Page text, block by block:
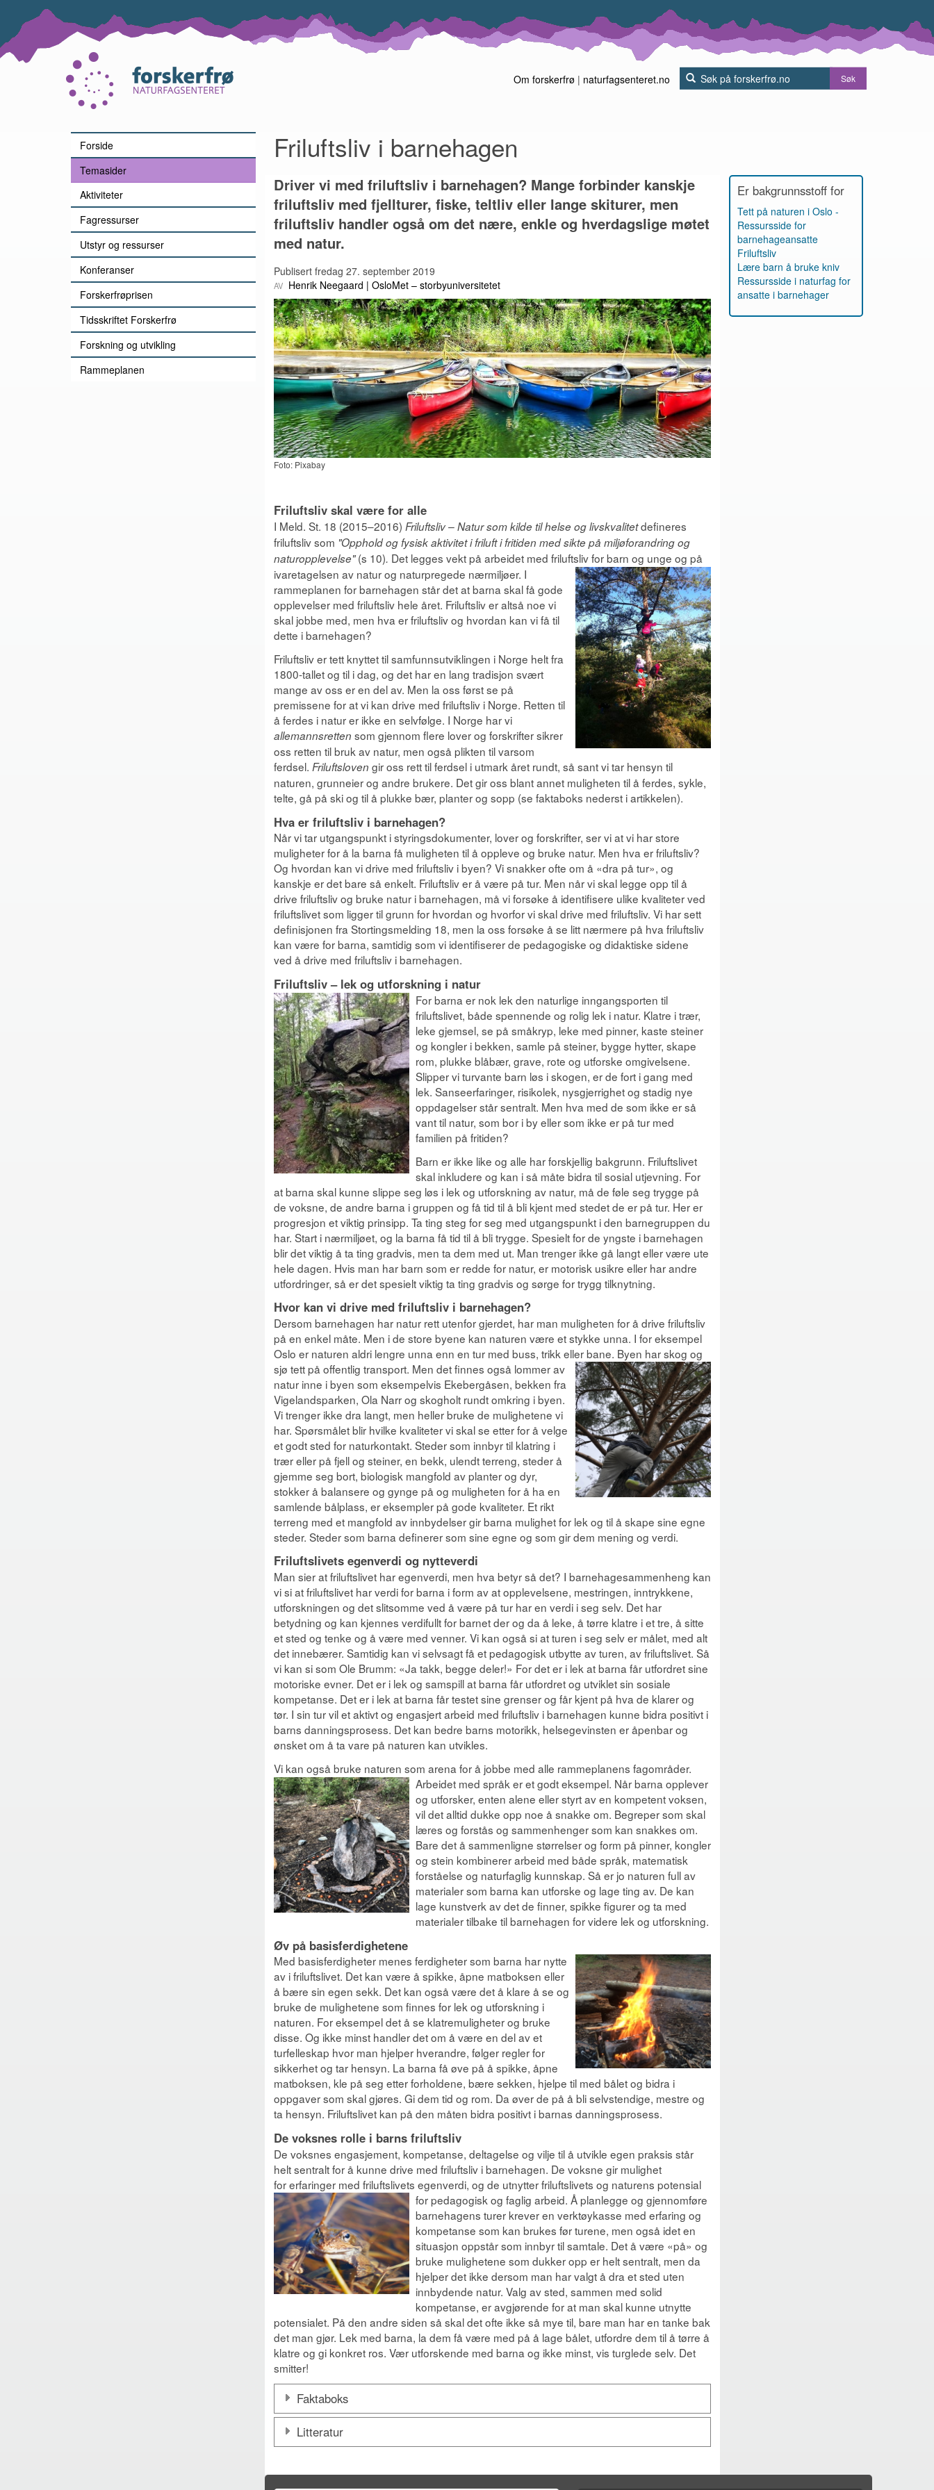
forsiden
Søk
Om forskerfrø | naturfagsenteret.no
Forside
Temasider
Aktiviteter
Fagressurser
Utstyr og ressurser
Konferanser
Forskerfrøprisen
Tidsskriftet Forskerfrø
Forskning og utvikling
Rammeplanen
Friluftsliv i barnehagen
Driver vi med friluftsliv i barnehagen? Mange forbinder kanskje
friluftsliv med fjellturer, fiske, teltliv eller lange skiturer, men
friluftsliv handler også om det nære, enkle og hverdagslige møtet
med natur.
Publisert fredag 27. september 2019
Henrik Neegaard
OsloMet – storbyuniversitetet
Foto: Pixabay
Friluftsliv skal være for alle
I Meld. St. 18 (2015–2016) Friluftsliv – Natur som kilde til helse og livskvalitetdefineres
friluftsliv som "Opphold og fysisk aktivitet i friluft i fritiden med sikte på miljøforandring og
naturopplevelse"(s 10). Det legges vekt på arbeidet med friluftsliv for barn og unge og på
ivaretagelsen av natur og naturpregede nærmiljøer. I
rammeplanen for barnehagen står det at barna skal få gode
opplevelser med friluftsliv hele året. Friluftsliv er altså noe vi
skal jobbe med, men hva er friluftsliv og hvordan kan vi få til
dette i barnehagen?
Friluftsliv er tett knyttet til samfunnsutviklingen i Norge helt fra
1800-tallet og til i dag, og det har en lang tradisjon svært
mange av oss er en del av. Men la oss først se på
premissene for at vi kan drive med friluftsliv i Norge. Retten til
å ferdes i natur er ikke en selvfølge. I Norge har vi
allemannsretten som gjennom flere lover og forskrifter sikrer
oss retten til bruk av natur, men også plikten til varsom
ferdsel. Friluftsloven gir oss rett til ferdsel i utmark året rundt, så sant vi tar hensyn til
naturen, grunneier og andre brukere. Det gir oss blant annet muligheten til å ferdes, sykle,
telte, gå på ski og til å plukke bær, planter og sopp (se faktaboks nederst i artikkelen).
Hva er friluftsliv i barnehagen?
Når vi tar utgangspunkt i styringsdokumenter, lover og forskrifter, ser vi at vi har store
muligheter for å la barna få muligheten til å oppleve og bruke natur. Men hva er friluftsliv?
Og hvordan kan vi drive med friluftsliv i byen? Vi snakker ofte om å «dra på tur», og
kanskje er det bare så enkelt. Friluftsliv er å være på tur. Men når vi skal legge opp til å
drive friluftsliv og bruke natur i barnehagen, må vi forsøke å identifisere ulike kvaliteter ved
friluftslivet som ligger til grunn for hvordan og hvorfor vi skal drive med friluftsliv. Vi har sett
definisjonen fra Stortingsmelding 18, men la oss forsøke å se litt nærmere på hva friluftsliv
kan være for barna, samtidig som vi identifiserer de pedagogiske og didaktiske sidene
ved å drive med friluftsliv i barnehagen.
Friluftsliv – lek og utforskning i natur
For barna er nok lek den naturlige inngangsporten til
friluftslivet, både spennende og rolig lek i natur. Klatre i trær,
leke gjemsel, se på småkryp, leke med pinner, kaste steiner
og kongler i bekken, samle på steiner, bygge hytter, skape
rom, plukke blåbær, grave, rote og utforske omgivelsene.
Slipper vi turvante barn løs i skogen, er de fort i gang med
lek. Sanseerfaringer, risikolek, nysgjerrighet og stadig nye
oppdagelser står sentralt. Men hva med de som ikke er så
vant til natur, som bor i by eller som ikke er på tur med
familien på fritiden?
Barn er ikke like og alle har forskjellig bakgrunn. Friluftslivet
skal inkludere og kan i så måte bidra til sosial utjevning. For
at barna skal kunne slippe seg løs i lek og utforskning av natur, må de føle seg trygge på
de voksne, de andre barna i gruppen og få tid til å bli kjent med stedet de er på tur. Her er
progresjon et viktig prinsipp. Ta ting steg for seg med utgangspunkt i den barnegruppen du
har. Start i nærmiljøet, og la barna få tid til å bli trygge. Spesielt for de yngste i barnehagen
blir det viktig å ta ting gradvis, men ta dem med ut. Man trenger ikke gå langt eller være ute
hele dagen. Hvis man har barn som er redde for natur, er motorisk usikre eller har andre
utfordringer, så er det spesielt viktig ta ting gradvis og sørge for trygg tilknytning.
Hvor kan vi drive med friluftsliv i barnehagen?
Dersom barnehagen har natur rett utenfor gjerdet, har man muligheten for å drive friluftsliv
på en enkel måte. Men i de store byene kan naturen være et stykke unna. I for eksempel
Oslo er naturen aldri lengre unna enn en tur med buss, trikk eller bane. Byen har skog og
sjø tett på offentlig transport. Men det finnes også lommer av
natur inne i byen som eksempelvis Ekebergåsen, bekken fra
Vigelandsparken, Ola Narr og skogholt rundt omkring i byen.
Vi trenger ikke dra langt, men heller bruke de mulighetene vi
har. Spørsmålet blir hvilke kvaliteter vi skal se etter for å velge
et godt sted for naturkontakt. Steder som innbyr til klatring i
trær eller på fjell og steiner, en bekk, ulendt terreng, steder å
gjemme seg bort, biologisk mangfold av planter og dyr,
stokker å balansere og gynge på og muligheten for å ha en
samlende bålplass, er eksempler på gode kvaliteter. Et rikt
terreng med et mangfold av innbydelser gir barna mulighet for lek og til å skape sine egne
steder. Steder som barna definerer som sine egne og som gir dem mening og verdi.
Friluftslivets egenverdi og nytteverdi
Man sier at friluftslivet har egenverdi, men hva betyr så det? I barnehagesammenheng kan
vi si at friluftslivet har verdi for barna i form av at opplevelsene, mestringen, inntrykkene,
utforskningen og det slitsomme ved å være på tur har en verdi i seg selv. Det har
betydning og kan kjennes verdifullt for barnet der og da å leke, å tørre klatre i et tre, å sitte
et sted og tenke og å være med venner. Vi kan også si at turen i seg selv er målet, med alt
det innebærer. Samtidig kan vi selvsagt få et pedagogisk utbytte av turen, av friluftslivet. Så
vi kan si som Ole Brumm: «Ja takk, begge deler!» For det er i lek at barna får utfordret sine
motoriske evner. Det er i lek og samspill at barna får utfordret og utviklet sin sosiale
kompetanse. Det er i lek at barna får testet sine grenser og får kjent på hva de klarer og
tør. I sin tur vil et aktivt og engasjert arbeid med friluftsliv i barnehagen kunne bidra positivt i
barns danningsprosess. Det kan bedre barns motorikk, helsegevinsten er åpenbar og
ønsket om å ta vare på naturen kan utvikles.
Vi kan også bruke naturen som arena for å jobbe med alle rammeplanens fagområder.
Arbeidet med språk er et godt eksempel. Når barna opplever
og utforsker, enten alene eller styrt av en kompetent voksen,
vil det alltid dukke opp noe å snakke om. Begreper som skal
læres og forstås og sammenhenger som kan snakkes om.
Bare det å sammenligne størrelser og form på pinner, kongler
og stein kombinerer arbeid med både språk, matematisk
forståelse og naturfaglig kunnskap. Så er jo naturen full av
materialer som barna kan utforske og lage ting av. De kan
lage kunstverk av det de finner, spikke figurer og ta med
materialer tilbake til barnehagen for videre lek og utforskning.
Øv på basisferdighetene
Med basisferdigheter menes ferdigheter som barna har nytte
av i friluftslivet. Det kan være å spikke, åpne matboksen eller
å bære sin egen sekk. Det kan også være det å klare å se og
bruke de mulighetene som finnes for lek og utforskning i
naturen. For eksempel det å se klatremuligheter og bruke
disse. Og ikke minst handler det om å være en del av et
turfelleskap hvor man hjelper hverandre, følger regler for
sikkerhet og tar hensyn. La barna få øve på å spikke, åpne
matboksen, kle på seg etter forholdene, bære sekken, hjelpe til med bålet og bidra i
oppgaver som skal gjøres. Gi dem tid og rom. Da øver de på å bli selvstendige, mestre og
ta hensyn. Friluftslivet kan på den måten bidra positivt i barnas danningsprosess.
De voksnes rolle i barns friluftsliv
De voksnes engasjement, kompetanse, deltagelse og vilje til å utvikle egen praksis står
helt sentralt for å kunne drive med friluftsliv i barnehagen. De voksne gir mulighet
for erfaringer med friluftslivets egenverdi, og de utnytter friluftslivets og naturens potensial
for pedagogisk og faglig arbeid.Å planlegge og gjennomføre
barnehagens turer krever en verktøykasse med erfaring og
kompetanse som kan brukes før turene, men også idet en
situasjon oppstår som innbyr til samtale. Det å være «på» og
bruke mulighetene som dukker opp er helt sentralt, men da
hjelper det ikke dersom man har valgt å dra et sted uten
innbydende natur. Valg av sted, sammen med solid
kompetanse, er avgjørende for at man skal kunne utnytte
potensialet. På den andre siden så skal det ofte ikke så mye til, bare man har en tanke bak
det man gjør. Lek med barna, la dem få være med på å lage bålet, utfordre dem til å tørre å
klatre og gi konkret ros. Vær utforskende med barna og ikke minst, vis turglede selv. Det
smitter!
Faktaboks
Litteratur
Er bakgrunnsstoff for
Tett på naturen i Oslo -
Ressursside for
barnehageansatte
Friluftsliv
Lære barn å bruke kniv
Ressursside i naturfag for
ansatte i barnehager